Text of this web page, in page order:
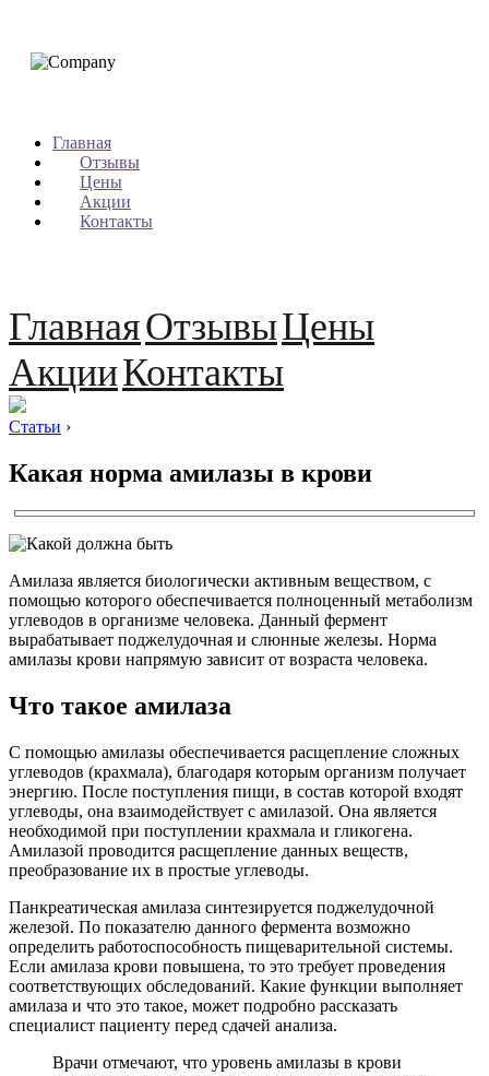
Главная
Отзывы
Цены
Акции
Контакты
ГлавнаяОтзывыЦены
АкцииКонтакты
Статьи ›
Какая норма амилазы в крови
Амилаза является биологически активным веществом, с
помощью которого обеспечивается полноценный метаболизм
углеводов в организме человека. Данный фермент
вырабатывает поджелудочная и слюнные железы. Норма
амилазы крови напрямую зависит от возраста человека.
Что такое амилаза
С помощью амилазы обеспечивается расщепление сложных
углеводов (крахмала), благодаря которым организм получает
энергию. После поступления пищи, в состав которой входят
углеводы, она взаимодействует с амилазой. Она является
необходимой при поступлении крахмала и гликогена.
Амилазой проводится расщепление данных веществ,
преобразование их в простые углеводы.
Панкреатическая амилаза синтезируется поджелудочной
железой. По показателю данного фермента возможно
определить работоспособность пищеварительной системы.
Если амилаза крови повышена, то это требует проведения
соответствующих обследований. Какие функции выполняет
амилаза и что это такое, может подробно рассказать
специалист пациенту перед сдачей анализа.
Врачи отмечают, что уровень амилазы в крови